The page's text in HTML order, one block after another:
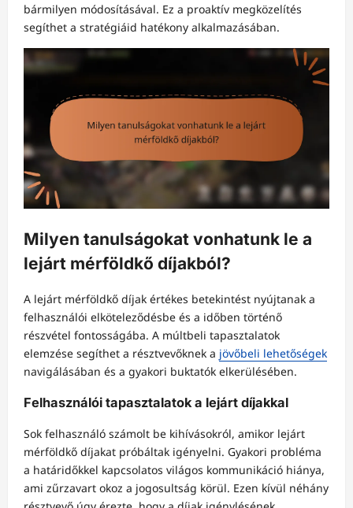
bármilyen módosításával. Ez a proaktív megközelítés
segíthet a stratégiáid hatékony alkalmazásában.
Milyen tanulságokat vonhatunk le a
lejárt mérföldkő díjakból?
A lejárt mérföldkő díjak értékes betekintést nyújtanak a
felhasználói elköteleződésbe és a időben történő
részvétel fontosságába. A múltbeli tapasztalatok
elemzése segíthet a résztvevőknek a jövőbeli lehetőségek
navigálásában és a gyakori buktatók elkerülésében.
Felhasználói tapasztalatok a lejárt díjakkal
Sok felhasználó számolt be kihívásokról, amikor lejárt
mérföldkő díjakat próbáltak igényelni. Gyakori probléma
a határidőkkel kapcsolatos világos kommunikáció hiánya,
ami zűrzavart okoz a jogosultság körül. Ezen kívül néhány